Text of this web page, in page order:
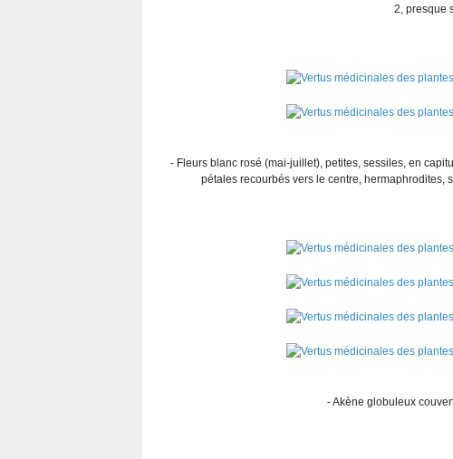
2, presque
- Fleurs blanc rosé (mai-juillet), petites, sessiles, en
pétales recourbés vers le centre, hermaphrodites,
- Akène globuleux